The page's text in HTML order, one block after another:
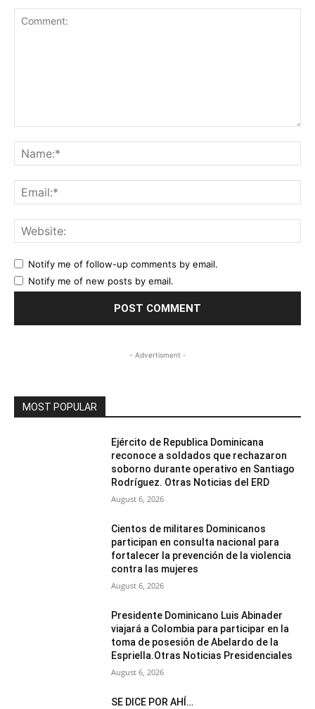
Notify me of follow-up comments by email.
Notify me of new posts by email.
- Advertisment -
MOST POPULAR
Ejército de Republica Dominicana
reconoce a soldados que rechazaron
soborno durante operativo en Santiago
Rodríguez. Otras Noticias del ERD
August 6, 2026
Cientos de militares Dominicanos
participan en consulta nacional para
fortalecer la prevención de la violencia
contra las mujeres
August 6, 2026
Presidente Dominicano Luis Abinader
viajará a Colombia para participar en la
toma de posesión de Abelardo de la
Espriella.Otras Noticias Presidenciales
August 6, 2026
SE DICE POR AHÍ…